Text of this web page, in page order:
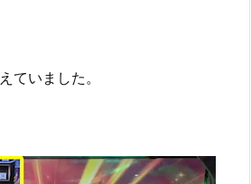
ていました。